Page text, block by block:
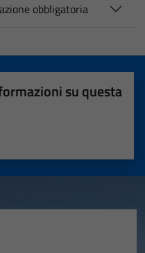
obbligatoria
su questa
5